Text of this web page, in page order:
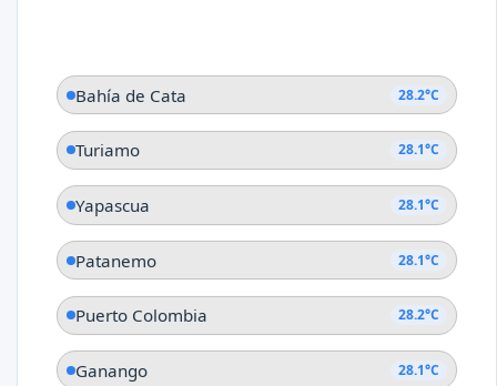
Bahía de Cata 28.2°C
Turiamo 28.1°C
Yapascua 28.1°C
Patanemo 28.1°C
Puerto Colombia 28.2°C
Ganango 28.1°C